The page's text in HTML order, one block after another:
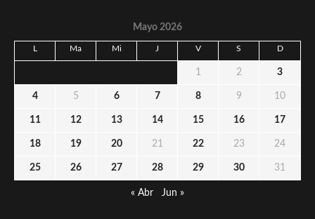
Mayo 2026
L Ma Mi J V S D
1 2 3
4 5 6 7 8 9 10
11 12 13 14 15 16 17
18 19 20 21 22 23 24
25 26 27 28 29 30 31
« Abr Jun »